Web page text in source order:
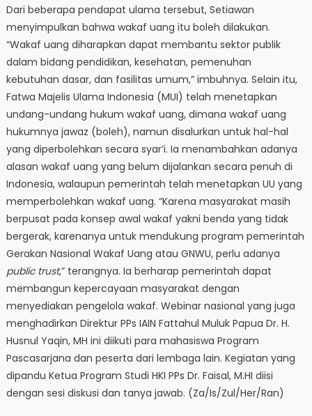
Dari beberapa pendapat ulama tersebut, Setiawan
menyimpulkan bahwa wakaf uang itu boleh dilakukan.
“Wakaf uang diharapkan dapat membantu sektor publik
dalam bidang pendidikan, kesehatan, pemenuhan
kebutuhan dasar, dan fasilitas umum,” imbuhnya. Selain itu,
Fatwa Majelis Ulama Indonesia (MUI) telah menetapkan
undang-undang hukum wakaf uang, dimana wakaf uang
hukumnya jawaz (boleh), namun disalurkan untuk hal-hal
yang diperbolehkan secara syar’i. Ia menambahkan adanya
alasan wakaf uang yang belum dijalankan secara penuh di
Indonesia, walaupun pemerintah telah menetapkan UU yang
memperbolehkan wakaf uang. “Karena masyarakat masih
berpusat pada konsep awal wakaf yakni benda yang tidak
bergerak, karenanya untuk mendukung program pemerintah
Gerakan Nasional Wakaf Uang atau GNWU, perlu adanya
public trust,” terangnya. Ia berharap pemerintah dapat
membangun kepercayaan masyarakat dengan
menyediakan pengelola wakaf. Webinar nasional yang juga
menghadirkan Direktur PPs IAIN Fattahul Muluk Papua Dr. H.
Husnul Yaqin, MH ini diikuti para mahasiswa Program
Pascasarjana dan peserta dari lembaga lain. Kegiatan yang
dipandu Ketua Program Studi HKI PPs Dr. Faisal, M.HI diisi
dengan sesi diskusi dan tanya jawab. (Za/Is/Zul/Her/Ran)